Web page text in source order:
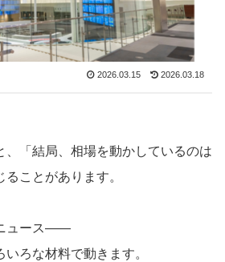
2026.03.15 2026.03.18
、「結局、相場を動かしているのは
ことがあります。
ュース――
ろな材料で動きます。